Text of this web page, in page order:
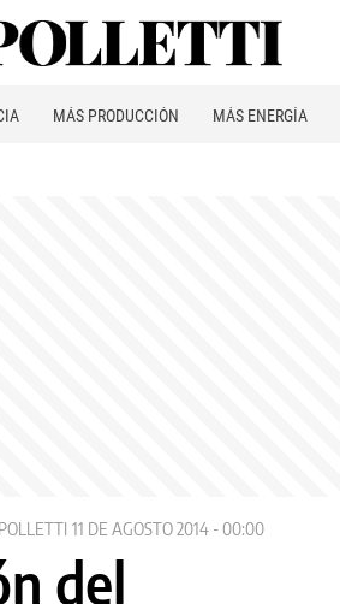
MÁS PRODUCCIÓN MÁS ENERGÍA
11 DE AGOSTO 2014 - 00:00
del